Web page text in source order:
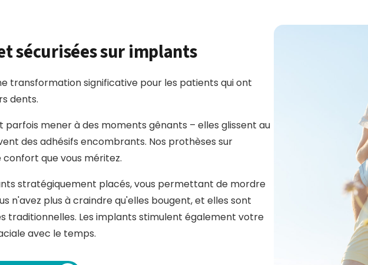
sécurisées sur implants
transformation significative pour les patients qui ont
dents.
mener à des moments gênants – elles glissent au
des adhésifs encombrants. Nos prothèses sur
que vous méritez.
stratégiquement placés, vous permettant de mordre
n'avez plus à craindre qu'elles bougent, et elles sont
traditionnelles. Les implants stimulent également votre
avec le temps.